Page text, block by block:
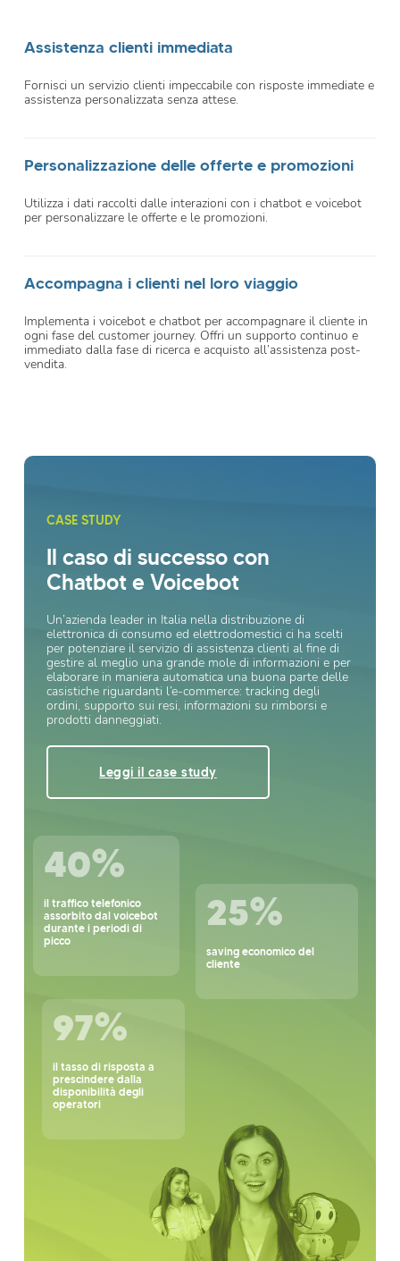
Assistenza clienti immediata
Fornisci un servizio clienti impeccabile con risposte immediate e
assistenza personalizzata senza attese.
Personalizzazione delle offerte e promozioni
Utilizza i dati raccolti dalle interazioni con i chatbot e voicebot
per personalizzare le offerte e le promozioni.
Accompagna i clienti nel loro viaggio
Implementa i voicebot e chatbot per accompagnare il cliente in
ogni fase del customer journey. Offri un supporto continuo e
immediato dalla fase di ricerca e acquisto all’assistenza post-
vendita.
CASE STUDY
Il caso di successo con
Chatbot e Voicebot
Un’azienda leader in Italia nella distribuzione di
elettronica di consumo ed elettrodomestici ci ha scelti
per potenziare il servizio di assistenza clienti al fine di
gestire al meglio una grande mole di informazioni e per
elaborare in maniera automatica una buona parte delle
casistiche riguardanti l’e-commerce: tracking degli
ordini, supporto sui resi, informazioni su rimborsi e
prodotti danneggiati.
Leggi il case study
40%
il traffico telefonico
assorbito dal voicebot
durante i periodi di
picco
25%
saving economico del
cliente
100%
il tasso di risposta a
prescindere dalla
disponibilità degli
operatori